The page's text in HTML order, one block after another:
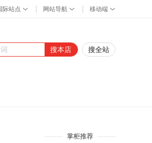
搜本店 搜全站
掌柜推荐